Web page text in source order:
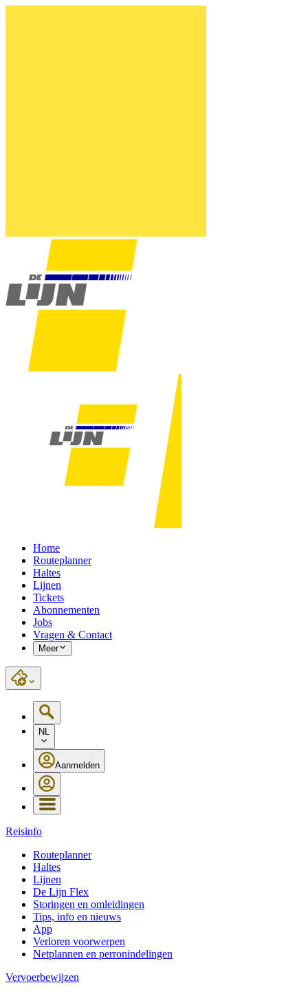
Home
Routeplanner
Haltes
Lijnen
Tickets
Abonnementen
Jobs
Vragen & Contact
Meer
NL
Aanmelden
Reisinfo
Routeplanner
Haltes
Lijnen
De Lijn Flex
Storingen en omleidingen
Tips, info en nieuws
App
Verloren voorwerpen
Netplannen en perronindelingen
Vervoerbewijzen